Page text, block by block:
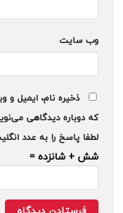
وب‌ سایت
ذخیره نام، ایمیل و
که دوباره دیدگاهی
لطفا پاسخ را به عدد
شش + شانزده =